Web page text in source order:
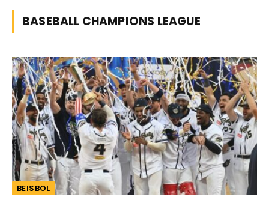
BASEBALL CHAMPIONS LEAGUE
BEISBOL